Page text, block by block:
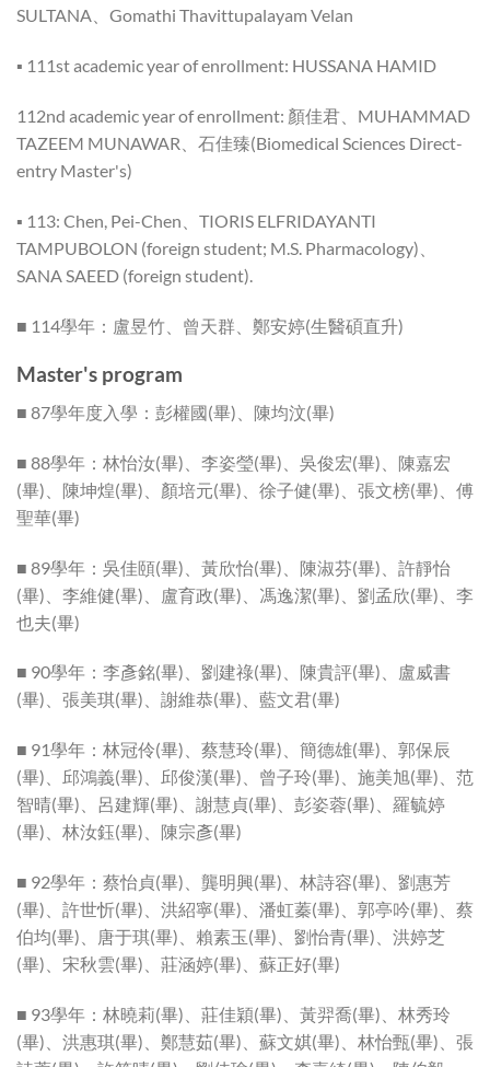
SULTANA、Gomathi Thavittupalayam Velan
▪ 111st academic year of enrollment: HUSSANA HAMID
112nd academic year of enrollment: 顏佳君、MUHAMMAD
TAZEEM MUNAWAR、石佳臻(Biomedical Sciences Direct-
entry Master's)
▪ 113: Chen, Pei-Chen、TIORIS ELFRIDAYANTI
TAMPUBOLON (foreign student; M.S. Pharmacology)、
SANA SAEED (foreign student).
■ 114學年：盧昱竹、曾天群、鄭安婷(生醫碩直升)
Master's program
■ 87學年度入學：彭權國(畢)、陳均汶(畢)
■ 88學年：林怡汝(畢)、李姿瑩(畢)、吳俊宏(畢)、陳嘉宏
(畢)、陳坤煌(畢)、顏培元(畢)、徐子健(畢)、張文榜(畢)、傅
聖華(畢)
■ 89學年：吳佳頤(畢)、黃欣怡(畢)、陳淑芬(畢)、許靜怡
(畢)、李維健(畢)、盧育政(畢)、馮逸潔(畢)、劉孟欣(畢)、李
也夫(畢)
■ 90學年：李彥銘(畢)、劉建祿(畢)、陳貴評(畢)、盧威書
(畢)、張美琪(畢)、謝維恭(畢)、藍文君(畢)
■ 91學年：林冠伶(畢)、蔡慧玲(畢)、簡德雄(畢)、郭保辰
(畢)、邱鴻義(畢)、邱俊漢(畢)、曾子玲(畢)、施美旭(畢)、范
智晴(畢)、呂建輝(畢)、謝慧貞(畢)、彭姿蓉(畢)、羅毓婷
(畢)、林汝鈺(畢)、陳宗彥(畢)
■ 92學年：蔡怡貞(畢)、龔明興(畢)、林詩容(畢)、劉惠芳
(畢)、許世忻(畢)、洪紹寧(畢)、潘虹蓁(畢)、郭亭吟(畢)、蔡
伯均(畢)、唐于琪(畢)、賴素玉(畢)、劉怡青(畢)、洪婷芝
(畢)、宋秋雲(畢)、莊涵婷(畢)、蘇正好(畢)
■ 93學年：林曉莉(畢)、莊佳穎(畢)、黃羿喬(畢)、林秀玲
(畢)、洪惠琪(畢)、鄭慧茹(畢)、蘇文娸(畢)、林怡甄(畢)、張